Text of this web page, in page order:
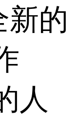
新的
人